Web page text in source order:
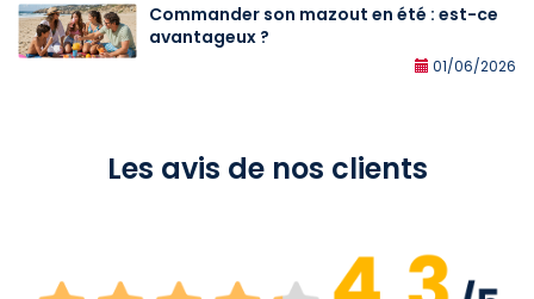
Commander son mazout en été : est-ce
avantageux ?
01/06/2026
Les avis de nos clients